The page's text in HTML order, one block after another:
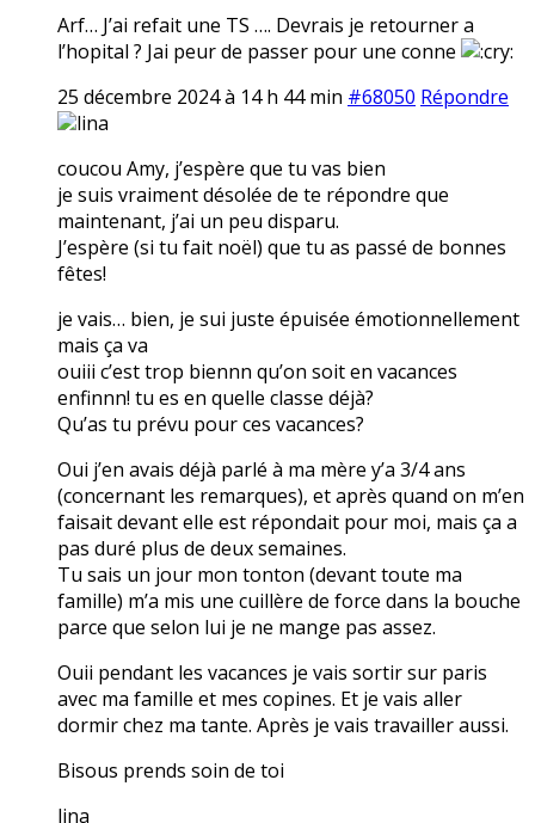
Arf… J’ai refait une TS …. Devrais je retourner a
l’hopital ? Jai peur de passer pour une conne
25 décembre 2024 à 14 h 44 min #68050 Répondre
lina
coucou Amy, j’espère que tu vas bien
je suis vraiment désolée de te répondre que
maintenant, j’ai un peu disparu.
J’espère (si tu fait noël) que tu as passé de bonnes
fêtes!
je vais… bien, je sui juste épuisée émotionnellement
mais ça va
ouiii c’est trop biennn qu’on soit en vacances
enfinnn! tu es en quelle classe déjà?
Qu’as tu prévu pour ces vacances?
Oui j’en avais déjà parlé à ma mère y’a 3/4 ans
(concernant les remarques), et après quand on m’en
faisait devant elle est répondait pour moi, mais ça a
pas duré plus de deux semaines.
Tu sais un jour mon tonton (devant toute ma
famille) m’a mis une cuillère de force dans la bouche
parce que selon lui je ne mange pas assez.
Ouii pendant les vacances je vais sortir sur paris
avec ma famille et mes copines. Et je vais aller
dormir chez ma tante. Après je vais travailler aussi.
Bisous prends soin de toi
lina